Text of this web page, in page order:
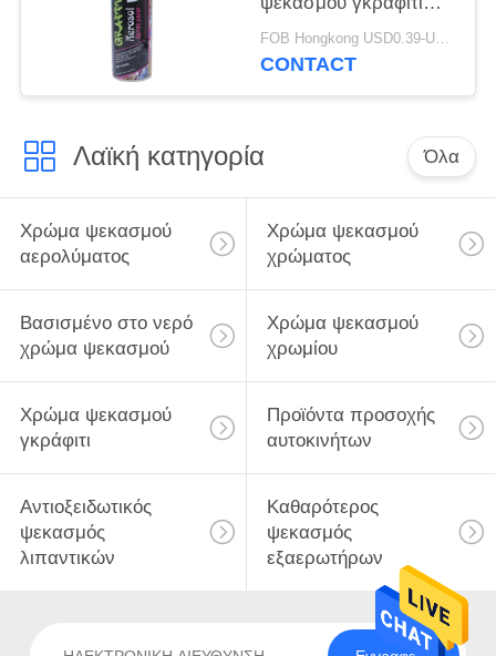
επιστρώματος
FOB Hongkong USD0.39-USD0.59 per piece MOQ:12000pcs/1000ctns
CONTACT
Λαϊκή κατηγορία Όλα
Χρώμα ψεκασμού
αερολύματος
Χρώμα ψεκασμού
χρώματος
Βασισμένο στο νερό
χρώμα ψεκασμού
Χρώμα ψεκασμού
χρωμίου
Χρώμα ψεκασμού
γκράφιτι
Προϊόντα προσοχής
αυτοκινήτων
Αντιοξειδωτικός
ψεκασμός
λιπαντικών
Καθαρότερος
ψεκασμός
εξαερωτήρων